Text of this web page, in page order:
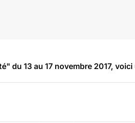
du 13 au 17 novembre 2017,